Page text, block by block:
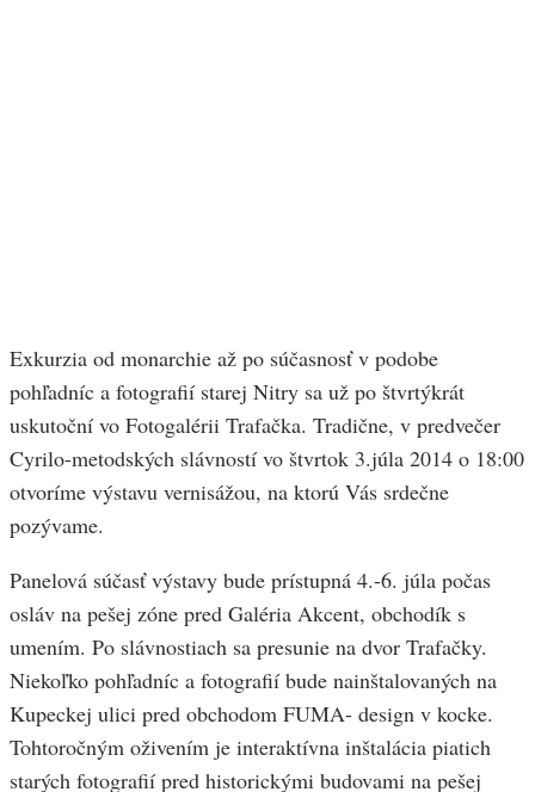
Exkurzia od monarchie až po súčasnosť v podobe
pohľadníc a fotografií starej Nitry sa už po štvrtýkrát
uskutoční vo Fotogalérii Trafačka. Tradične, v predvečer
Cyrilo-metodských slávností vo štvrtok 3.júla 2014 o 18:00
otvoríme výstavu vernisážou, na ktorú Vás srdečne
pozývame.
Panelová súčasť výstavy bude prístupná 4.-6. júla počas
osláv na pešej zóne pred Galéria Akcent, obchodík s
umením. Po slávnostiach sa presunie na dvor Trafačky.
Niekoľko pohľadníc a fotografií bude nainštalovaných na
Kupeckej ulici pred obchodom FUMA- design v kocke.
Tohtoročným oživením je interaktívna inštalácia piatich
starých fotografií pred historickými budovami na pešej